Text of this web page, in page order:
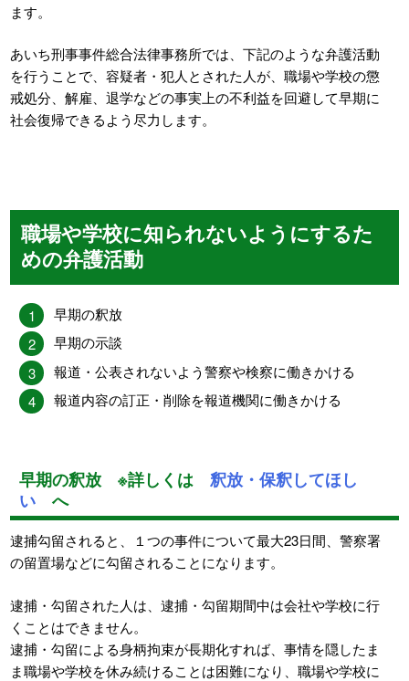
ます。
あいち刑事事件総合法律事務所では、下記のような弁護活動
を行うことで、容疑者・犯人とされた人が、職場や学校の懲
戒処分、解雇、退学などの事実上の不利益を回避して早期に
社会復帰できるよう尽力します。
職場や学校に知られないようにするた
めの弁護活動
早期の釈放
早期の示談
報道・公表されないよう警察や検察に働きかける
報道内容の訂正・削除を報道機関に働きかける
早期の釈放 ※詳しくは釈放・保釈してほし
い へ
逮捕勾留されると、１つの事件について最大23日間、警察署
の留置場などに勾留されることになります。
逮捕・勾留された人は、逮捕・勾留期間中は会社や学校に行
くことはできません。
逮捕・勾留による身柄拘束が長期化すれば、事情を隠したま
ま職場や学校を休み続けることは困難になり、職場や学校に